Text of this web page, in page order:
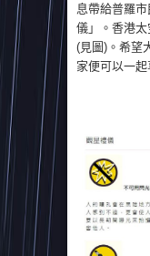
息帶給普羅
儀」。香港太
(見圖)。希望
家便可以一起